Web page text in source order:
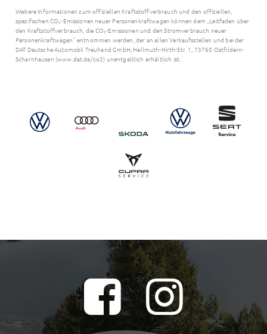
Weitere Informationen zum offiziellen Kraftstoffverbrauch und den offiziellen,
spezifischen CO₂-Emissionen neuer Personenkraftwagen können dem „Leitfaden über
den Kraftstoffverbrauch, die CO₂-Emissionen und den Stromverbrauch neuer
Personenkraftwagen“ entnommen werden, der an allen Verkaufsstellen und bei der
DAT Deutsche Automobil Treuhand GmbH, Hellmuth-Hirth-Str. 1, 73760 Ostfildern-
Scharnhausen (www.dat.de/co2) unentgeltlich erhältlich ist.